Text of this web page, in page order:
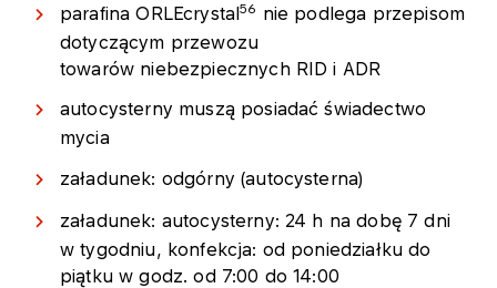
parafina ORLEcrystal56 nie podlega przepisom
dotyczącym przewozu
towarów niebezpiecznych RID i ADR
autocysterny muszą posiadać świadectwo
mycia
załadunek: odgórny (autocysterna)
załadunek: autocysterny: 24 h na dobę 7 dni
w tygodniu, konfekcja: od poniedziałku do
piątku w godz. od 7:00 do 14:00